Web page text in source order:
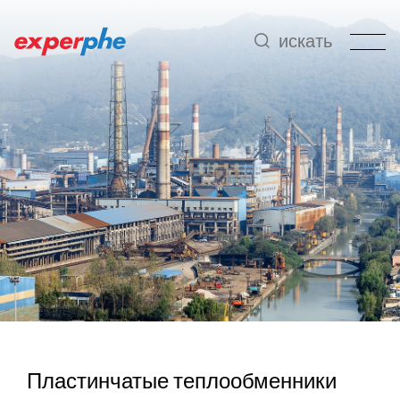
искать
Пластинчатые теплообменники